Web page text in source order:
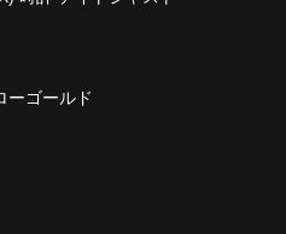
ーゴールド